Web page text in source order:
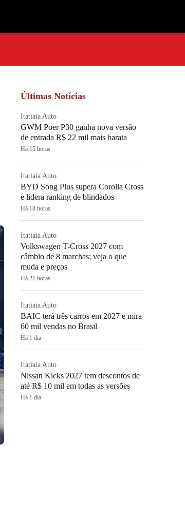
Últimas Notícias
Itatiaia Auto
GWM Poer P30 ganha nova versão
de entrada R$ 22 mil mais barata
Há 15 horas
Itatiaia Auto
BYD Song Plus supera Corolla Cross
e lidera ranking de blindados
Há 18 horas
Itatiaia Auto
Volkswagen T-Cross 2027 com
câmbio de 8 marchas; veja o que
muda e preços
Há 21 horas
Itatiaia Auto
BAIC terá três carros em 2027 e mira
60 mil vendas no Brasil
Há 1 dia
Itatiaia Auto
Nissan Kicks 2027 tem descontos de
até R$ 10 mil em todas as versões
Há 1 dia